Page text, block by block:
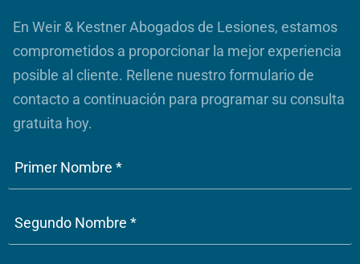
En Weir & Kestner Abogados de Lesiones, estamos
comprometidos a proporcionar la mejor experiencia
posible al cliente. Rellene nuestro formulario de
contacto a continuación para programar su consulta
gratuita hoy.